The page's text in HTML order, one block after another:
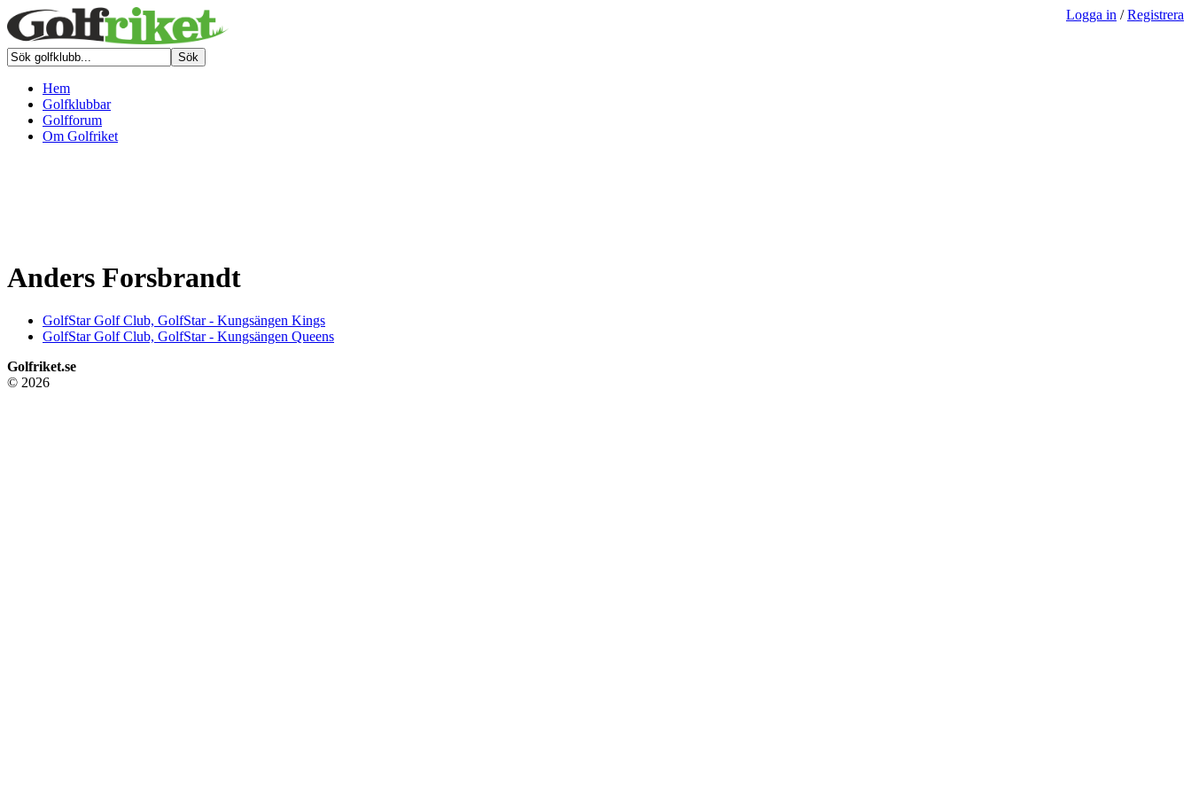
Logga in /Registrera
Hem
Golfklubbar
Golfforum
Om Golfriket
Anders Forsbrandt
GolfStar Golf Club, GolfStar - Kungsängen Kings
GolfStar Golf Club, GolfStar - Kungsängen Queens
Golfriket.se
© 2026